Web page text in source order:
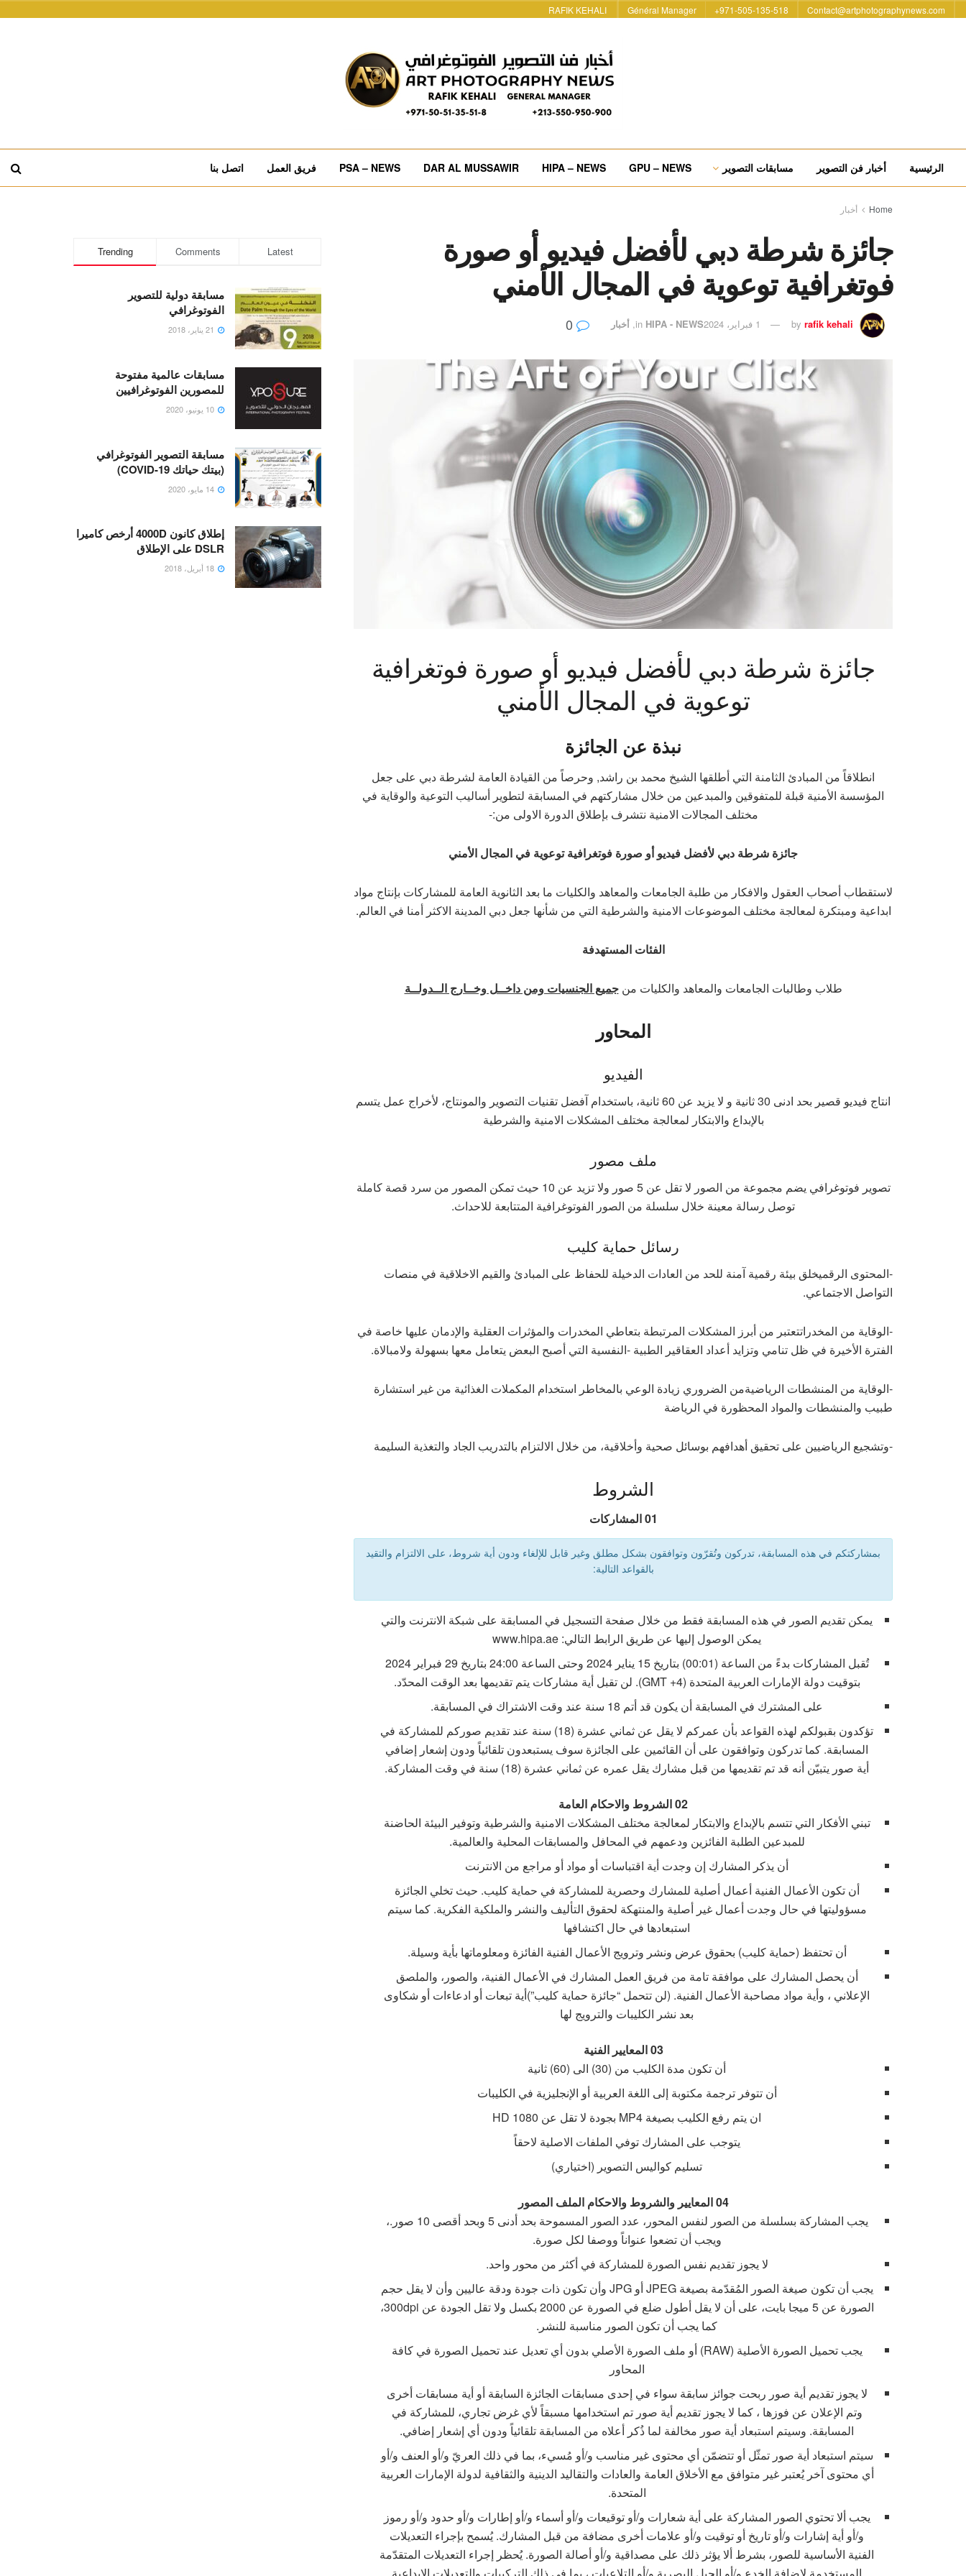
Contact@artphotographynews.com
971-505-135-518+
Général Manager
RAFIK KEHALI
الرئيسية أخبار فن التصوير مسابقات التصوير GPU – NEWS
HIPA – NEWS
DAR AL MUSSAWIR
PSA – NEWS فريق العمل اتصل بنا
Home أخبار
جائزة شرطة دبي لأفضل فيديو أو صورة
فوتغرافية توعوية في المجال الأمني
by rafik kehali 1 فبراير، 2024 in HIPA - NEWS
, أخبار
جائزة شرطة دبي لأفضل فيديو أو صورة فوتغرافية
توعوية في المجال الأمني
نبذة عن الجائزة
انطلاقاً من المبادئ الثامنة التي أطلقها الشيخ محمد بن راشد, وحرصاً من القيادة العامة لشرطة دبي على جعل
المؤسسة الأمنية قبلة للمتفوقين والمبدعين من خلال مشاركتهم في المسابقة لتطوير أساليب التوعية والوقاية في
مختلف المجالات الامنية نتشرف بإطلاق الدورة الاولى من:-
جائزة شرطة دبي لأفضل فيديو أو صورة فوتغرافية توعوية في المجال الأمني
لاستقطاب أصحاب العقول والافكار من طلبة الجامعات والمعاهد والكليات ما بعد الثانوية العامة للمشاركات بإنتاج مواد
ابداعية ومبتكرة لمعالجة مختلف الموضوعات الامنية والشرطية التي من شأنها جعل دبي المدينة الاكثر أمنا في العالم.
الفئات المستهدفة
طلاب وطالبات الجامعات والمعاهد والكليات منجميع الجنسيات ومن داخــل وخــارج الــدولــة
المحاور
الفيديو
انتاج فيديو قصير بحد ادنى 30 ثانية و لا يزيد عن 60 ثانية، باستخدام آفضل تقنيات التصوير والمونتاج، لأخراج عمل يتسم
بالإبداع والابتكار لمعالجة مختلف المشكلات الامنية والشرطية
ملف مصور
تصوير فوتوغرافي يضم مجموعة من الصور لا تقل عن 5 صور ولا تزيد عن 10 حيث تمكن المصور من سرد قصة كاملة
توصل رسالة معينة خلال سلسلة من الصور الفوتوغرافية المتتابعة للاحداث.
رسائل حماية كليب
-المحتوى الرقميخلق بيئة رقمية آمنة للحد من العادات الدخيلة للحفاظ على المبادئ والقيم الاخلاقية في منصات
التواصل الاجتماعي.
-الوقاية من المخدراتتعتبر من أبرز المشكلات المرتبطة بتعاطي المخدرات والمؤثرات العقلية والإدمان عليها خاصة في
الفترة الأخيرة في ظل تنامي وتزايد أعداد العقاقير الطبية -النفسية التي أصبح البعض يتعامل معها بسهولة ولامبالاة.
-الوقاية من المنشطات الرياضيةمن الضروري زيادة الوعي بالمخاطر استخدام المكملات الغذائية من غير استشارة
طبيب والمنشطات والمواد المحظورة في الرياضة
-وتشجيع الرياضيين على تحقيق أهدافهم بوسائل صحية وأخلاقية، من خلال الالتزام بالتدريب الجاد والتغذية السليمة
الشروط
01المشاركات
بمشاركتكم في هذه المسابقة، تدركون وتُقرّون وتوافقون بشكل مطلق وغير قابل للإلغاء ودون أية شروط، على الالتزام والتقيد
بالقواعد التالية:
يمكن تقديم الصور في هذه المسابقة فقط من خلال صفحة التسجيل في المسابقة على شبكة الانترنت والتي
يمكن الوصول إليها عن طريق الرابط التالي: www.hipa.ae
تُقبل المشاركات بدءً من الساعة (00:01) بتاريخ 15 يناير 2024 وحتى الساعة 24:00 بتاريخ 29 فبراير 2024
بتوقيت دولة الإمارات العربية المتحدة (GMT +4). لن تقبل أية مشاركات يتم تقديمها بعد الوقت المحدّد.
على المشترك في المسابقة أن يكون قد أتم 18 سنة عند وقت الاشتراك في المسابقة.
تؤكدون بقبولكم لهذه القواعد بأن عمركم لا يقل عن ثماني عشرة (18) سنة عند تقديم صوركم للمشاركة في
المسابقة. كما تدركون وتوافقون على أن القائمين على الجائزة سوف يستبعدون تلقائياً ودون إشعار إضافي
أية صور يتبيّن أنه قد تم تقديمها من قبل مشارك يقل عمره عن ثماني عشرة (18) سنة في وقت المشاركة.
02الشروط والاحكام العامة
تبني الأفكار التي تتسم بالإبداع والابتكار لمعالجة مختلف المشكلات الامنية والشرطية وتوفير البيئة الحاضنة
للمبدعين الطلبة الفائزين ودعمهم في المحافل والمسابقات المحلية والعالمية.
أن يذكر المشارك إن وجدت أية اقتباسات أو مواد أو مراجع من الانترنت
أن تكون الأعمال الفنية أعمال أصلية للمشارك وحصرية للمشاركة في حماية كليب. حيث تخلي الجائزة
مسؤوليتها في حال وجدت أعمال غير أصلية والمنتهكة لحقوق التأليف والنشر والملكية الفكرية. كما سيتم
استبعادها في حال اكتشافها
أن تحتفظ (حماية كليب) بحقوق عرض ونشر وترويج الأعمال الفنية الفائزة ومعلوماتها بأية وسيلة.
أن يحصل المشارك على موافقة تامة من فريق العمل المشارك في الأعمال الفنية، والصور، والملصق
الإعلاني ، وأية مواد مصاحبة الأعمال الفنية. (لن تتحمل “جائزة حماية كليب”)أية تبعات أو ادعاءات أو شكاوى
بعد نشر الكليبات والترويج لها
03المعايير الفنية
أن تكون مدة الكليب من (30) الى (60) ثانية
أن تتوفر ترجمة مكتوبة إلى اللغة العربية أو الإنجليزية في الكليبات
ان يتم رفع الكليب بصيغة MP4 بجودة لا تقل عن HD 1080
يتوجب على المشارك توفي الملفات الاصلية لاحقاً
تسليم كواليس التصوير (اختياري)
04المعايير والشروط والاحكام الملف المصور
يجب المشاركة بسلسلة من الصور لنفس المحور، عدد الصور المسموحة بحد أدنى 5 وبحد أقصى 10 صور.،
ويجب أن تضعوا عنواناً ووصفا لكل صورة.
لا يجوز تقديم نفس الصورة للمشاركة في أكثر من محور واحد.
يجب أن تكون صيغة الصور المُقدّمة بصيغة JPEG أو JPG وأن تكون ذات جودة ودقة عاليين وأن لا يقل حجم
الصورة عن 5 ميجا بايت، على أن لا يقل أطول ضلع في الصورة عن 2000 بكسل ولا تقل الجودة عن 300dpi،
كما يجب أن تكون الصور مناسبة للنشر.
يجب تحميل الصورة الأصلية (RAW) أو ملف الصورة الأصلي بدون أي تعديل عند تحميل الصورة في كافة
المحاور
لا يجوز تقديم أية صور ربحت جوائز سابقة سواء في إحدى مسابقات الجائزة السابقة أو أية مسابقات أخرى
وتم الإعلان عن فوزها ، كما لا يجوز تقديم أية صور تم استخدامها مسبقاً لأي غرض تجاري، للمشاركة في
المسابقة. وسيتم استبعاد أية صور مخالفة لما ذُكر أعلاه من المسابقة تلقائياً ودون أي إشعار إضافي.
سيتم استبعاد أية صور تمثّل أو تتضمّن أي محتوى غير مناسب و/أو مُسيء، بما في ذلك العريّ و/أو العنف و/أو
أي محتوى آخر يُعتبر غير متوافق مع الأخلاق العامة والعادات والتقاليد الدينية والثقافية لدولة الإمارات العربية
المتحدة.
يجب ألا تحتوي الصور المشاركة على أية شعارات و/أو توقيعات و/أو أسماء و/أو إطارات و/أو حدود و/أو رموز
و/أو أية إشارات و/أو تاريخ أو توقيت و/أو علامات أخرى مضافة من قبل المشارك. يُسمح بإجراء التعديلات
الفنية الأساسية للصور، بشرط ألا يؤثر ذلك على مصداقية و/أو أصالة الصورة. يُحظر إجراء التعديلات المتقدّمة
المستخدمة لإضافة الخدع و/أو الحيل البصرية و/أو التلاعبات ، بما في ذلك التركيبات والتعديلات الإبداعية
Trending Comments Latest
مسابقة دولية للتصوير
الفوتوغرافي
مسابقات عالمية مفتوحة
للمصورين الفوتوغرافيين
مسابقة التصوير الفوتوغرافي
(بيتك حياتك COVID-19)
إطلاق كانون 4000D أرخص كاميرا
DSLR على الإطلاق